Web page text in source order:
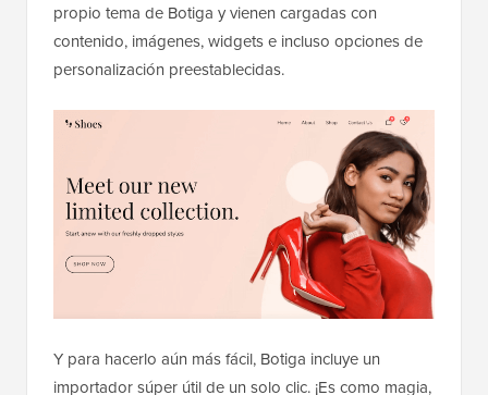
propio tema de Botiga y vienen cargadas con
contenido, imágenes, widgets e incluso opciones de
personalización preestablecidas.
Y para hacerlo aún más fácil, Botiga incluye un
importador súper útil de un solo clic. ¡Es como magia,